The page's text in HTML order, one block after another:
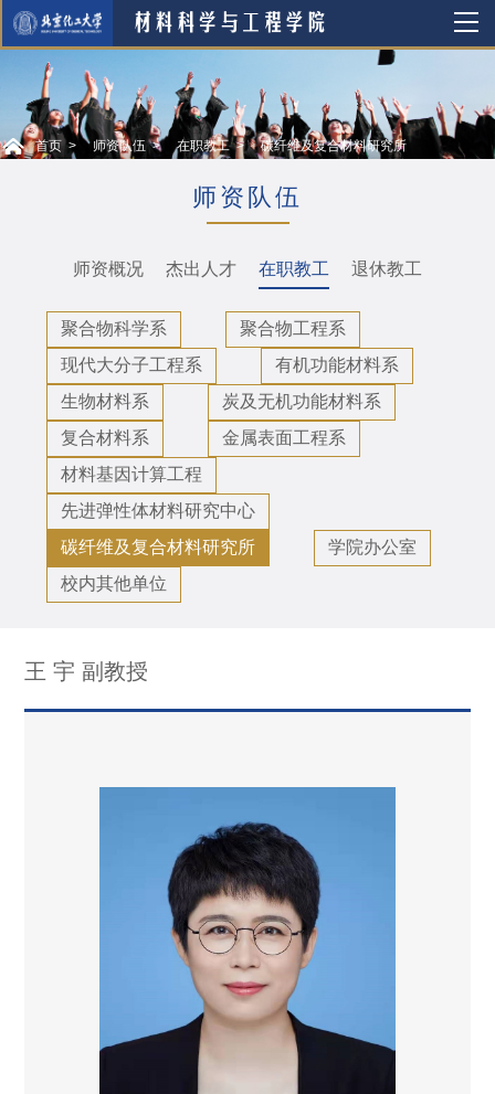
首页 师资队伍 在职教工 碳纤维及复合材料研究所
师资队伍
师资概况 杰出人才 在职教工 退休教工
聚合物科学系
聚合物工程系
现代大分子工程系
有机功能材料系
生物材料系
炭及无机功能材料系
复合材料系
金属表面工程系
材料基因计算工程
先进弹性体材料研究中心
碳纤维及复合材料研究所
学院办公室
校内其他单位
王 宇 副教授